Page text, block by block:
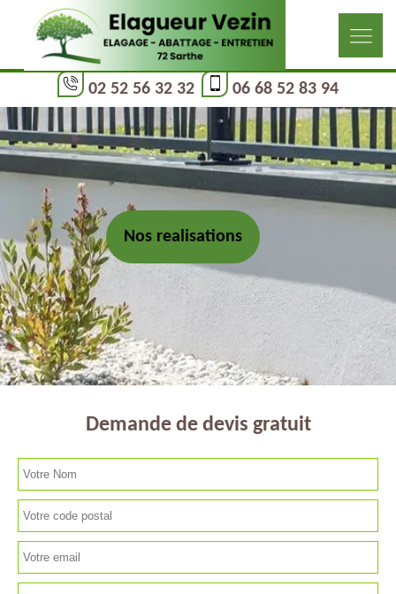
02 52 56 32 32 06 68 52 83 94
Nos realisations
Demande de devis gratuit